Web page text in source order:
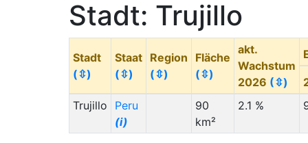
Stadt: Trujillo
Stadt
(⇳)
Staat
(⇳)
Region
(⇳)
Fläche
(⇳)
akt.
Wachstum
2026 (⇳)
Trujillo
Peru
(i)
90
km²
2.1 %